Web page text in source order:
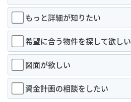
もっと詳細が知りたい
希望に合う物件を探して欲しい
図面が欲しい
資金計画の相談をしたい